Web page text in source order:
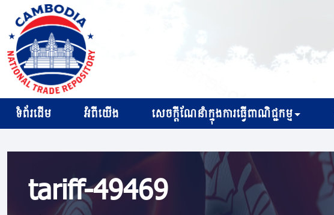
ទំព័រដើម អំពីយើង សេចក្ដីណែនាំក្នុងការធ្វើពាណិជ្ជកម្ម
tariff-49469